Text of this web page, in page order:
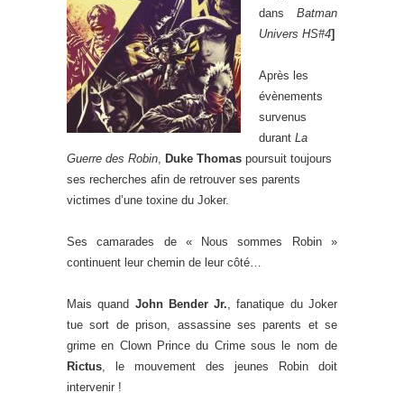
dans Batman
Univers HS#4]
Après les
évènements
survenus
durant La
Guerre des Robin
Duke Thomas poursuit toujours
ses recherches afin de retrouver ses parents
victimes d’une toxine du Joker.
Ses camarades de « Nous sommes Robin »
continuent leur chemin de leur côté…
Mais quand John Bender Jr. , fanatique du Joker
tue sort de prison, assassine ses parents et se
grime en Clown Prince du Crime sous le nom de
Rictus , le mouvement des jeunes Robin doit
intervenir !